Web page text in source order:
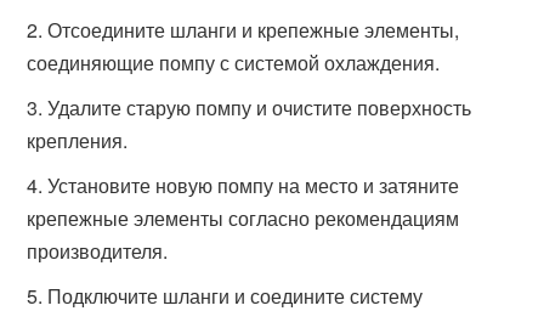
Отсоедините шланги и крепежные элементы,
соединяющие помпу с системой охлаждения.
Удалите старую помпу и очистите поверхность
крепления.
Установите новую помпу на место и затяните
крепежные элементы согласно рекомендациям
производителя.
Подключите шланги и соедините систему